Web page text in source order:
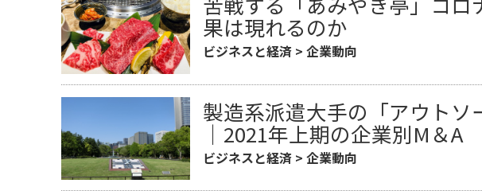
果は現れるのか
ビジネスと経済 >企業動向
製造系派遣大手の「アウトソ
｜2021年上期の企業別M＆A
ビジネスと経済 >企業動向